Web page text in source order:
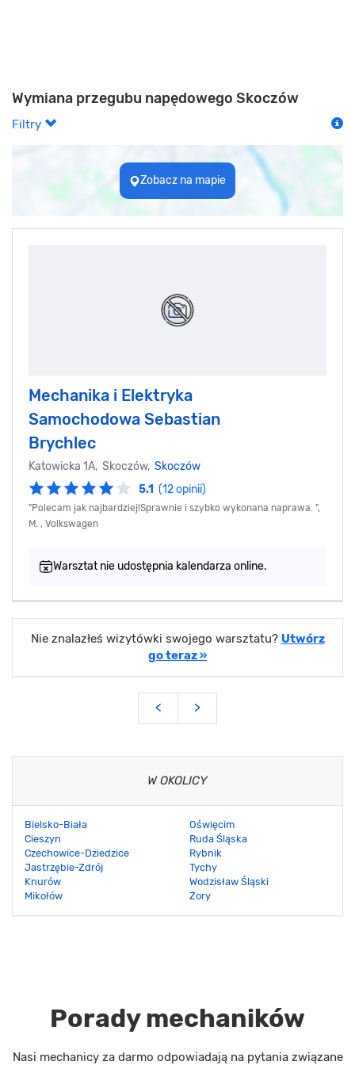
Wymiana przegubu napędowego Skoczów
Filtry
Zobacz na mapie
Mechanika i Elektryka
Samochodowa Sebastian
Brychlec
Katowicka 1A, Skoczów, Skoczów
5.1 (12 opinii)
"Polecam jak najbardziej!Sprawnie i szybko wykonana naprawa. ",
M. , Volkswagen
Warsztat nie udostępnia kalendarza online.
Nie znalazłeś wizytówki swojego warsztatu? Utwórz
go teraz »
< >
W OKOLICY
Bielsko-Biała
Cieszyn
Czechowice-Dziedzice
Jastrzębie-Zdrój
Knurów
Mikołów
Oświęcim
Ruda Śląska
Rybnik
Tychy
Wodzisław Śląski
Żory
Porady mechaników
Nasi mechanicy za darmo odpowiadają na pytania związane